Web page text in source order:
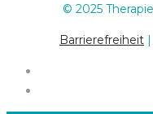
© 2025
Barrierefreiheit |